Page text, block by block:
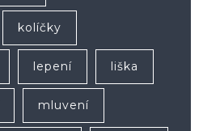
kolíčky
lepení liška
mluvení